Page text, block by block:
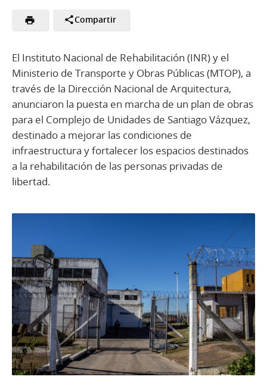
Compartir
El Instituto Nacional de Rehabilitación (INR) y el
Ministerio de Transporte y Obras Públicas (MTOP), a
través de la Dirección Nacional de Arquitectura,
anunciaron la puesta en marcha de un plan de obras
para el Complejo de Unidades de Santiago Vázquez,
destinado a mejorar las condiciones de
infraestructura y fortalecer los espacios destinados
a la rehabilitación de las personas privadas de
libertad.